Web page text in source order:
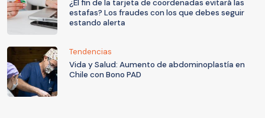
¿El fin de la tarjeta de coordenadas evitará las
estafas? Los fraudes con los que debes seguir
estando alerta
Tendencias
Vida y Salud: Aumento de abdominoplastía en
Chile con Bono PAD